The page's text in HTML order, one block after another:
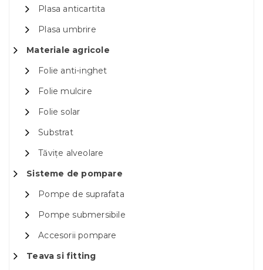
Plasa anticartita
Plasa umbrire
Materiale agricole
Folie anti-inghet
Folie mulcire
Folie solar
Substrat
Tăvițe alveolare
Sisteme de pompare
Pompe de suprafata
Pompe submersibile
Accesorii pompare
Teava si fitting